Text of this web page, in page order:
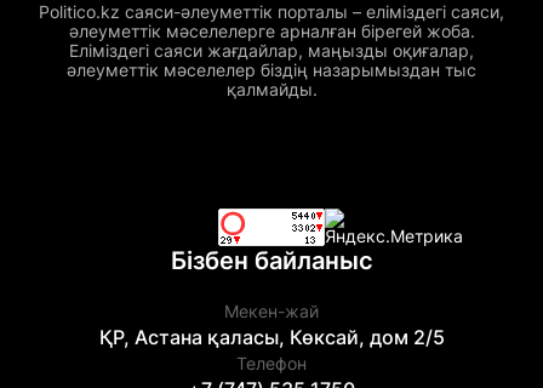
Politico.kz саяси-әлеуметтік порталы – еліміздегі саяси,
әлеуметтік мәселелерге арналған бірегей жоба.
Еліміздегі саяси жағдайлар, маңызды оқиғалар,
әлеуметтік мәселелер біздің назарымыздан тыс
қалмайды.
Бізбен байланыс
Мекен-жай
ҚР, Астана қаласы, Көксай, дом 2/5
Телефон